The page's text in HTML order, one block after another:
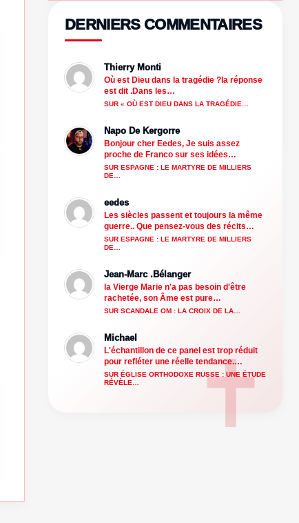
DERNIERS COMMENTAIRES
Thierry Monti
Où est Dieu dans la tragédie ?la réponse
est dit .Dans les…
SUR « OÙ EST DIEU DANS LA TRAGÉDIE…
Napo De Kergorre
Bonjour cher Eedes, Je suis assez
proche de Franco sur ses idées…
SUR ESPAGNE : LE MARTYRE DE MILLIERS
DE…
eedes
Les siècles passent et toujours la même
guerre.. Que pensez-vous des récits…
SUR ESPAGNE : LE MARTYRE DE MILLIERS
DE…
Jean-Marc .Bélanger
la Vierge Marie n'a pas besoin d'être
rachetée, son Âme est pure…
SUR SCANDALE OM : LA CROIX DE LA…
Michael
L'échantillon de ce panel est trop réduit
pour refléter une réelle tendance.…
SUR ÉGLISE ORTHODOXE RUSSE : UNE ÉTUDE
RÉVÈLE…